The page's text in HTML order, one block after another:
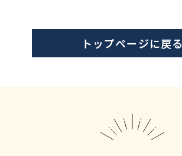
トップページに戻る